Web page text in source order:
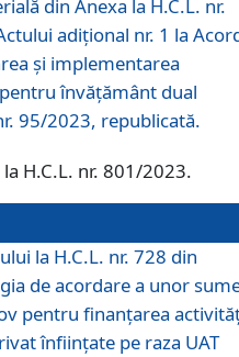
din Anexa la H.C.L. nr.
adițional nr. 1 la
și implementarea
învățământ dual
95/2023, republicată.
H.C.L. nr. 801/2023.
la H.C.L. nr. 728 din
de acordare a unor
pentru finanțarea
înființate pe raza UAT